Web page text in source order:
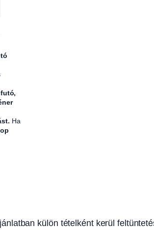
Hap
ü
külön tételként kerül